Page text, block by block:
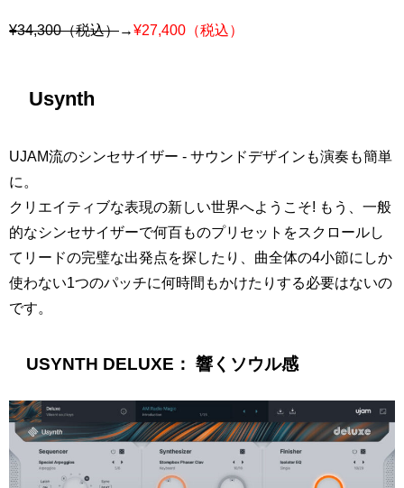
¥34,300（税込）→¥27,400（税込）
Usynth
UJAM流のシンセサイザー - サウンドデザインも演奏も簡単
に。
クリエイティブな表現の新しい世界へようこそ! もう、一般
的なシンセサイザーで何百ものプリセットをスクロールし
てリードの完璧な出発点を探したり、曲全体の4小節にしか
使わない1つのパッチに何時間もかけたりする必要はないの
です。
USYNTH DELUXE： 響くソウル感